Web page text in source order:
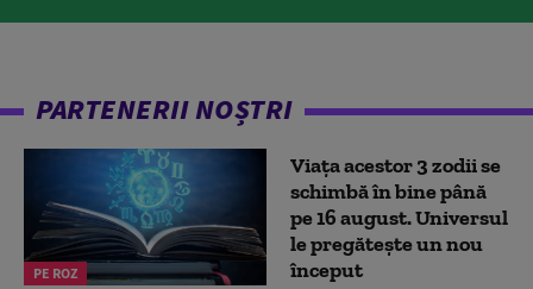
PARTENERII NOȘTRI
PE ROZ
Viața acestor 3 zodii se
schimbă în bine până
pe 16 august. Universul
le pregătește un nou
început